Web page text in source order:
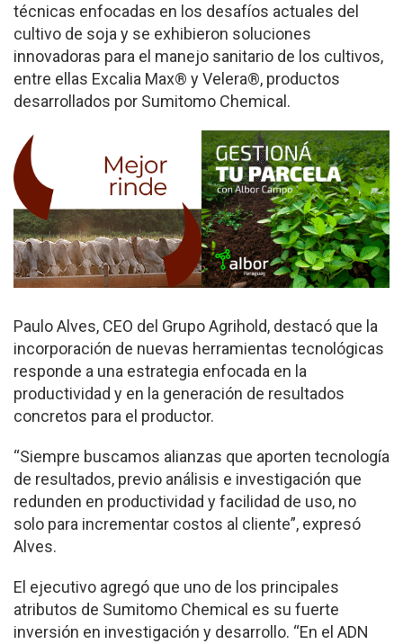
técnicas enfocadas en los desafíos actuales del
cultivo de soja y se exhibieron soluciones
innovadoras para el manejo sanitario de los cultivos,
entre ellas Excalia Max® y Velera®, productos
desarrollados por Sumitomo Chemical.
Paulo Alves, CEO del Grupo Agrihold, destacó que la
incorporación de nuevas herramientas tecnológicas
responde a una estrategia enfocada en la
productividad y en la generación de resultados
concretos para el productor.
“Siempre buscamos alianzas que aporten tecnología
de resultados, previo análisis e investigación que
redunden en productividad y facilidad de uso, no
solo para incrementar costos al cliente”, expresó
Alves.
El ejecutivo agregó que uno de los principales
atributos de Sumitomo Chemical es su fuerte
inversión en investigación y desarrollo. “En el ADN